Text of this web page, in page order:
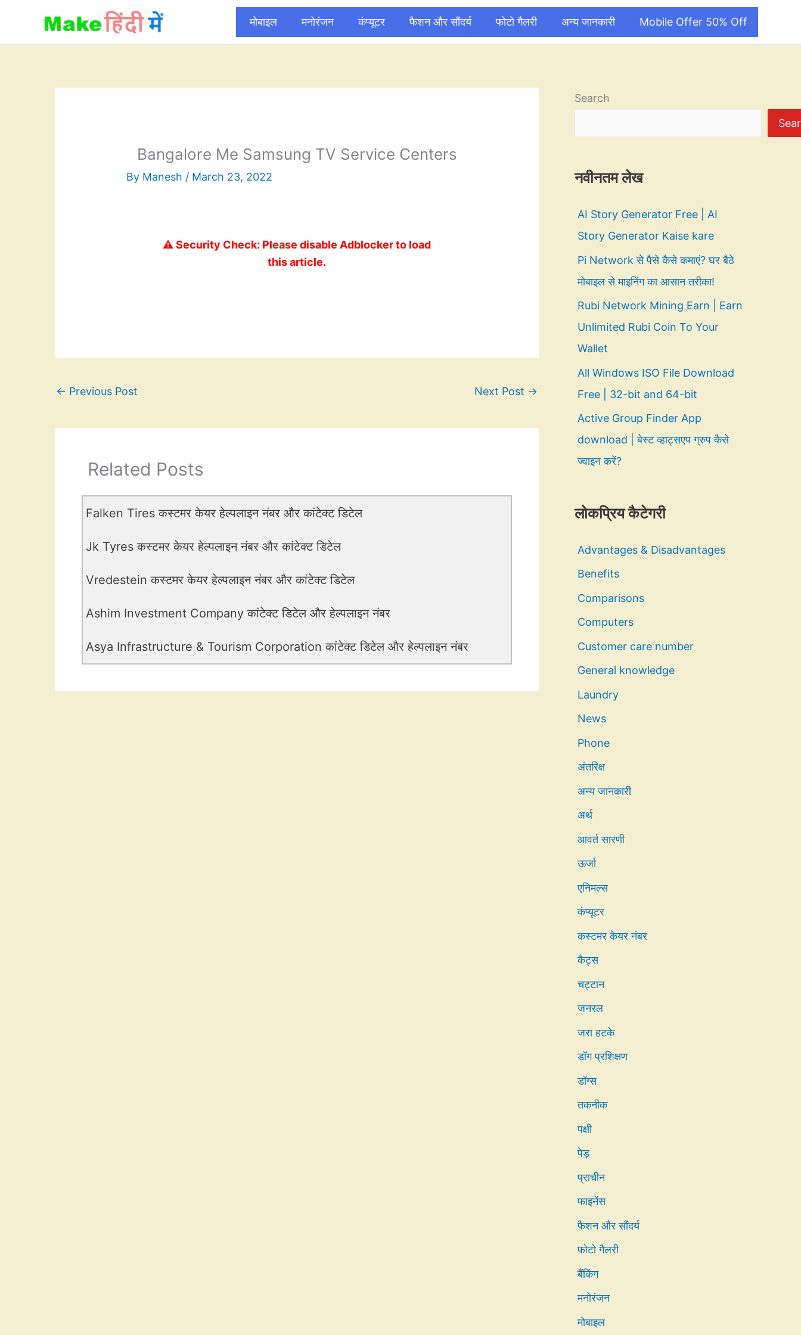
content
मोबाइल मनोरंजन कंप्यूटर फैशन और सौंदर्य फोटो गैलरी अन्य जानकारी Mobile Offer 50% Off
Bangalore Me Samsung TV Service Centers
By Manesh / March 23, 2022
⚠️ Security Check: Please disable Adblocker to load
this article.
← Previous Post Next Post →
Related Posts
Falken Tires कस्टमर केयर हेल्पलाइन नंबर और कांटेक्ट डिटेल
Jk Tyres कस्टमर केयर हेल्पलाइन नंबर और कांटेक्ट डिटेल
Vredestein कस्टमर केयर हेल्पलाइन नंबर और कांटेक्ट डिटेल
Ashim Investment Company कांटेक्ट डिटेल और हेल्पलाइन नंबर
Asya Infrastructure & Tourism Corporation कांटेक्ट डिटेल और हेल्पलाइन नंबर
Search
नवीनतम लेख
AI Story Generator Free | AI
Story Generator Kaise kare
Pi Network से पैसे कैसे कमाएं? घर बैठे
मोबाइल से माइनिंग का आसान तरीका!
Rubi Network Mining Earn | Earn
Unlimited Rubi Coin To Your
Wallet
All Windows ISO File Download
Free | 32-bit and 64-bit
Active Group Finder App
download | बेस्ट व्हाट्सएप ग्रुप कैसे
ज्वाइन करें?
लोकप्रिय कैटेगरी
Advantages & Disadvantages
Benefits
Comparisons
Computers
Customer care number
General knowledge
Laundry
News
Phone
अंतरिक्ष
अन्य जानकारी
अर्थ
आवर्त सारणी
ऊर्जा
एनिमल्स
कंप्यूटर
कस्टमर केयर नंबर
कैट्स
चट्टान
जनरल
जरा हटके
डॉग प्रशिक्षण
डॉग्स
तकनीक
पक्षी
पेड़
प्राचीन
फाइनेंस
फैशन और सौंदर्य
फोटो गैलरी
बैंकिंग
मनोरंजन
मोबाइल